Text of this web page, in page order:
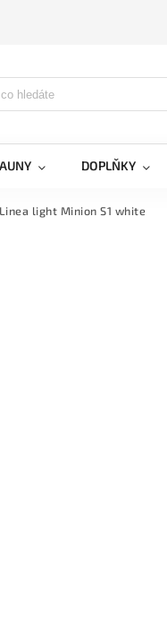
DOPLŇKY
light Minion S1 white